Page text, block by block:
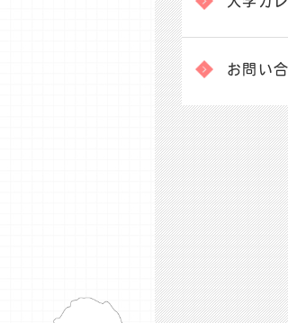
お問い